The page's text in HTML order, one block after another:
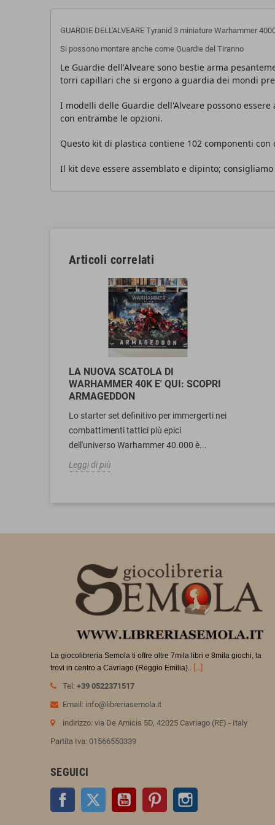
GUARDIE DELL'ALVEARE Tyranid 3 miniature Warhammer
Si possono montare anche come Guardie del Tiranno
Le Guardie dell'Alveare sono bestie arma
torri capillari che si ergono a guardia dei mondi
I modelli delle Guardie dell'Alveare possono
con entrambe le opzioni.
Questo kit di plastica contiene 102 componenti
Il kit deve essere assemblato e dipinto;
Articoli correlati
LA NUOVA SCATOLA DI
WARHAMMER 40K E' QUI: SCOPRI
ARMAGEDDON
Lo starter set definitivo per immergerti nei
combattimenti tattici più epici
dell'universo Warhammer 40.000 è...
Leggi di più
La giocolibreria Semola ti offre oltre 7mila libri e 8mila giochi, la
trovi in centro a Cavriago (Reggio Emilia).. [...]
Tel: +39 0522371517
Email: info@libreriasemola.it
indirizzo: via De Amicis 5D, 42025 Cavriago (RE) - Italy
Partita Iva: 01566550339
SEGUICI
Facebook Twitter YouTube Pinterest